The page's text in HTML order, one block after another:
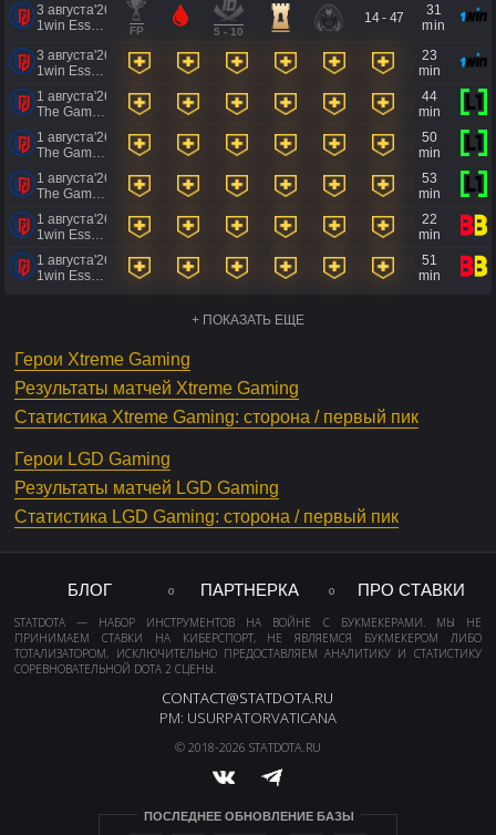
3 августа'26
FP 5 - 10
14 - 47
31
min
3 августа'26
23
min
1 августа'26
44
min
1 августа'26
50
min
1 августа'26
53
min
1 августа'26
22
min
1 августа'26
51
min
+ ПОКАЗАТЬ ЕЩЕ
Герои Xtreme Gaming
Результаты матчей Xtreme Gaming
Статистика Xtreme Gaming: сторона / первый пик
Герои LGD Gaming
Результаты матчей LGD Gaming
Статистика LGD Gaming: сторона / первый пик
БЛОГ ПАРТНЕРКА ПРО СТАВКИ
STATDOTA — НАБОР ИНСТРУМЕНТОВ НА ВОЙНЕ С БУКМЕКЕРАМИ. МЫ НЕ
ПРИНИМАЕМ СТАВКИ НА КИБЕРСПОРТ, НЕ ЯВЛЯЕМСЯ БУКМЕКЕРОМ ЛИБО
ТОТАЛИЗАТОРОМ, ИСКЛЮЧИТЕЛЬНО ПРЕДОСТАВЛЯЕМ АНАЛИТИКУ И СТАТИСТИКУ
СОРЕВНОВАТЕЛЬНОЙ DOTA 2 СЦЕНЫ.
CONTACT@STATDOTA.RU
PM: USURPATORVATICANA
© 2018-2026 STATDOTA.RU
ПОСЛЕДНЕЕ ОБНОВЛЕНИЕ БАЗЫ